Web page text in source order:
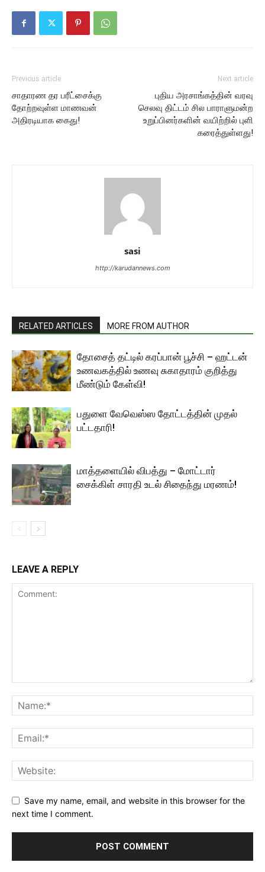
Previous article
சாதாரண தர பரீட்சைக்கு
தோற்றவுள்ள மாணவன்
அதிரடியாக கைது!
Next article
புதிய அரசாங்கத்தின் வரவு
செலவு திட்டம் சில பாராளுமன்ற
உறுப்பினர்களின் வயிற்றில் புளி
கரைத்துள்ளது!
sasi
http://karudannews.com
RELATED ARTICLES MORE FROM AUTHOR
தோசைத் தட்டில் கரப்பான் பூச்சி – ஹட்டன்
உணவகத்தில் உணவு சுகாதாரம் குறித்து
மீண்டும் கேள்வி!
பதுளை வேவெஸ்ஸ தோட்டத்தின் முதல்
பட்டதாரி!
மாத்தளையில் விபத்து – மோட்டார்
சைக்கிள் சாரதி உடல் சிதைந்து மரணம்!
LEAVE A REPLY
Save my name, email, and website in this browser for the
next time I comment.